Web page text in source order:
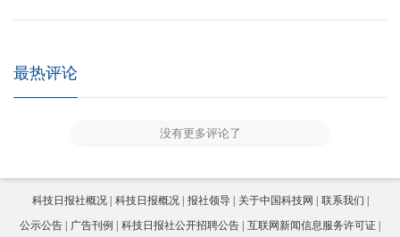
最热评论
没有更多评论了
科技日报社概况 科技日报概况 报社领导 关于中国科技网
联系我们
公示公告
广告刊例 科技日报社公开招聘公告 互联网新闻信息服务许可证